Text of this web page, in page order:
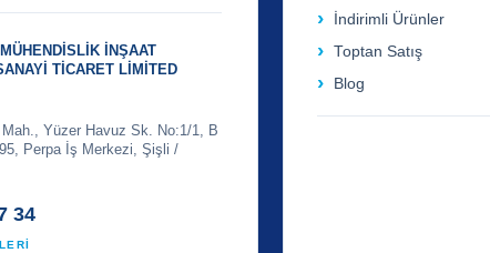
İNŞAAT
TİCARET LİMİTED
Mah., Yüzer Havuz Sk. No:1/1, B
Perpa İş Merkezi, Şişli /
34
İndirimli Ürünler
Toptan Satış
Blog